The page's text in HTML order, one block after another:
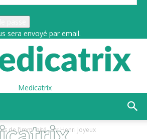
sera envoyé par email.
Medicatrix
de l’immunité – Pr Henri Joyeux